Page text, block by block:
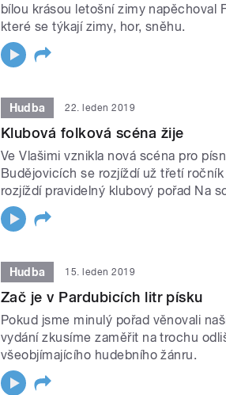
bílou krásou letošní zimy napěchoval
které se týkají zimy, hor, sněhu.
Hudba 22. leden 2019
Klubová folková scéna žije
Ve Vlašimi vznikla nová scéna pro
Budějovicích se rozjíždí už třetí
rozjíždí pravidelný klubový pořad Na
Hudba 15. leden 2019
Zač je v Pardubicích litr písku
Pokud jsme minulý pořad věnovali
vydání zkusíme zaměřit na trochu
všeobjímajícího hudebního žánru.